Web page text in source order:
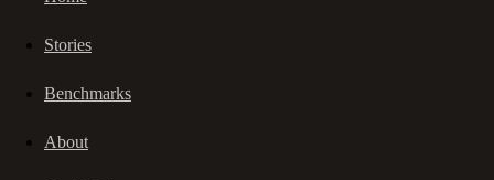
Stories
Benchmarks
About